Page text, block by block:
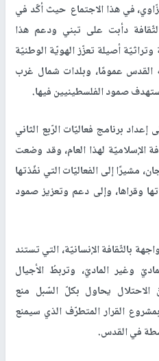
في هذا الاجتماع حيث أكّد في
دأبت على تبني ودعم هذا
أصيلة تعزّز الهويّة الوطنيّة
عمومًا، وبلدات شمال غرب
صمود الفلسطينيين فيها.
برنامج فعاليّات الرّبع الثاني
الإسلاميّة لهذا العام، وقد وضعت
مشيرًا إلى الفعاليّات التي نفّذتها
وقراها، وإلى دعم وتعزيز صمود
بالثّقافة الإنسانيّة، التي تستند
وغير الماديّ، وتربطُ الأجيال
الاحتلال يحاول بكلّ السّبل منع
القرار المتطرّف الذي سيمنع
في القدس.